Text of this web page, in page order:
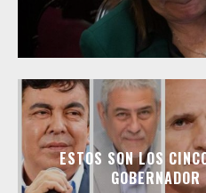
ESTOS SON LOS